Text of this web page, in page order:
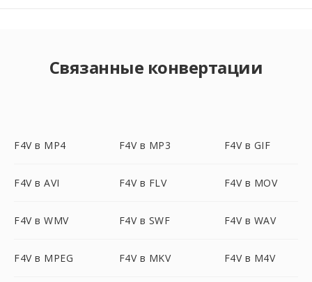
Связанные конвертации
F4V в MP4 F4V в MP3 F4V в GIF
F4V в AVI F4V в FLV F4V в MOV
F4V в WMV F4V в SWF F4V в WAV
F4V в MPEG F4V в MKV F4V в M4V